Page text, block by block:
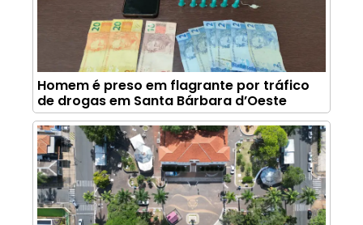
Homem é preso em flagrante por tráfico
de drogas em Santa Bárbara d’Oeste